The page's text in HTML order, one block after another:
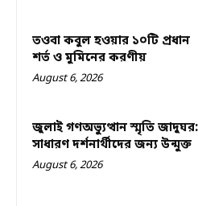
তওবা কবুল হওয়ার ১০টি প্রধান
শর্ত ও মুমিনের করণীয়
August 6, 2026
জুলাই গণঅভ্যুত্থান স্মৃতি জাদুঘর:
সাধারণ দর্শনার্থীদের জন্য উন্মুক্ত
August 6, 2026